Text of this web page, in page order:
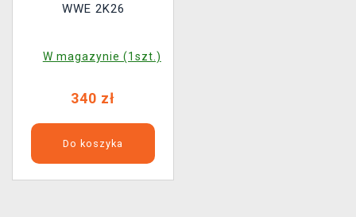
WWE 2K26
W magazynie (1szt.)
340 zł
Do koszyka